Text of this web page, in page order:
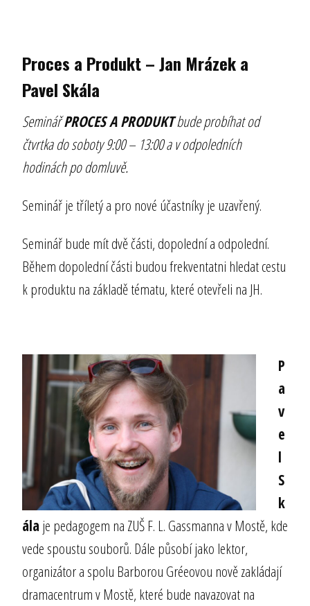
Proces a Produkt – Jan Mrázek a
Pavel Skála
SeminářPROCES A PRODUKTbude probíhat od
čtvrtka do soboty 9:00 – 13:00 a v odpoledních
hodinách po domluvě.
Seminář je tříletý a pro nové účastníky je uzavřený.
Seminář bude mít dvě části, dopolední a odpolední.
Během dopolední části budou frekventatni hledat cestu
k produktu na základě tématu, které otevřeli na JH.
P
a
v
e
l
S
k
ála je pedagogem na ZUŠ F. L. Gassmanna v Mostě, kde
vede spoustu souborů. Dále působí jako lektor,
organizátor a spolu Barborou Gréeovou nově zakládají
dramacentrum v Mostě, které bude navazovat na